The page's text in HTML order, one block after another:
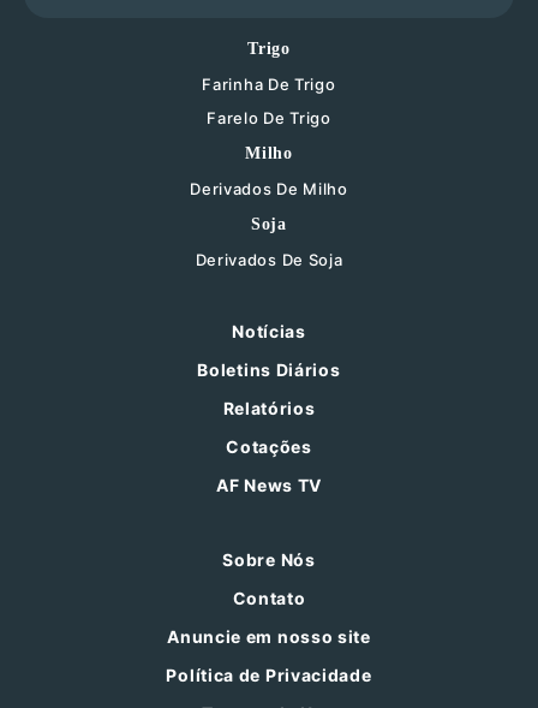
Trigo
Farinha De Trigo
Farelo De Trigo
Milho
Derivados De Milho
Soja
Derivados De Soja
Notícias
Boletins Diários
Relatórios
Cotações
AF News TV
Sobre Nós
Contato
Anuncie em nosso site
Política de Privacidade